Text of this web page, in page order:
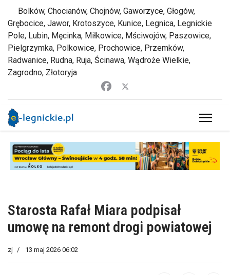
Bolków, Chocianów, Chojnów, Gaworzyce, Głogów,
Grębocice, Jawor, Krotoszyce, Kunice, Legnica, Legnickie
Pole, Lubin, Męcinka, Miłkowice, Mściwojów, Paszowice,
Pielgrzymka, Polkowice, Prochowice, Przemków,
Radwanice, Rudna, Ruja, Ścinawa, Wądroże Wielkie,
Zagrodno, Złotoryja
Starosta Rafał Miara podpisał
umowę na remont drogi powiatowej
zj 13 maj 2026 06:02